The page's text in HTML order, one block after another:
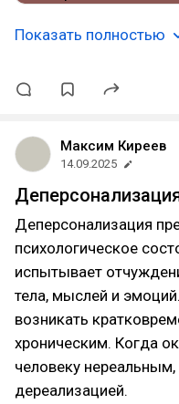
Показать полностью
Максим Киреев
14.09.2025
Деперсонализация
психологическое
испытывает
тела, мыслей и
возникать
хроническим. Когда
человеку нереальным,
дереализацией.